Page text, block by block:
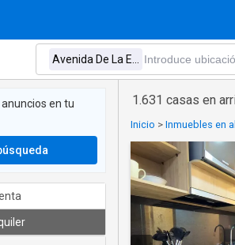
1.631 casas en
Inicio > Inmuebles en
en tu